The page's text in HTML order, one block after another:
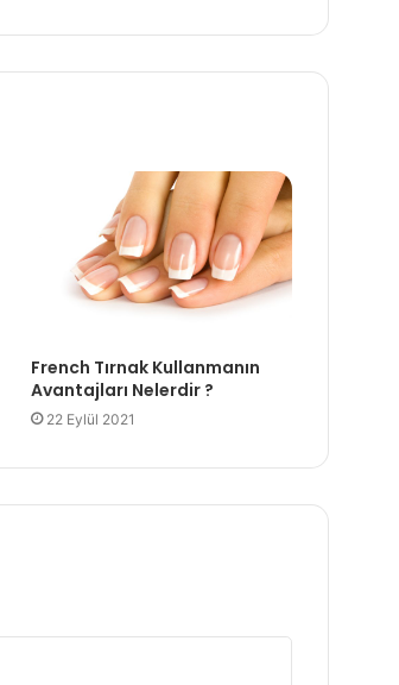
French Tırnak Kullanmanın
Avantajları Nelerdir ?
22 Eylül 2021